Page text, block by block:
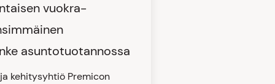
vuokra-
asuntotuotannossa
kehitysyhtiö Premicon